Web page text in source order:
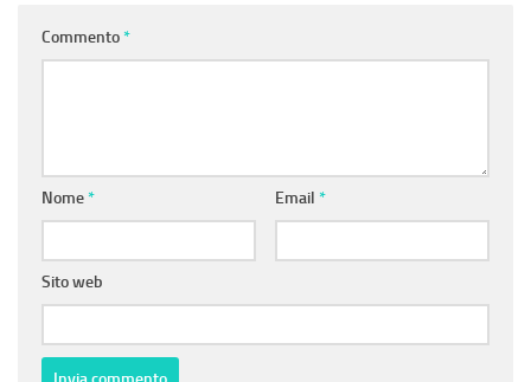
Commento*
Nome* Email *
Sito web